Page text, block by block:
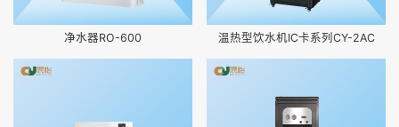
净水器RO-600 温热型饮水机IC卡系列CY-2AC